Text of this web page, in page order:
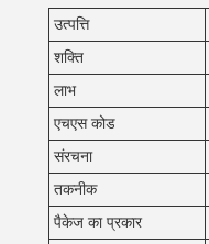
उत्पत्ति
शक्ति
लाभ
एचएस कोड
संरचना
तकनीक
पैकेज का प्रकार